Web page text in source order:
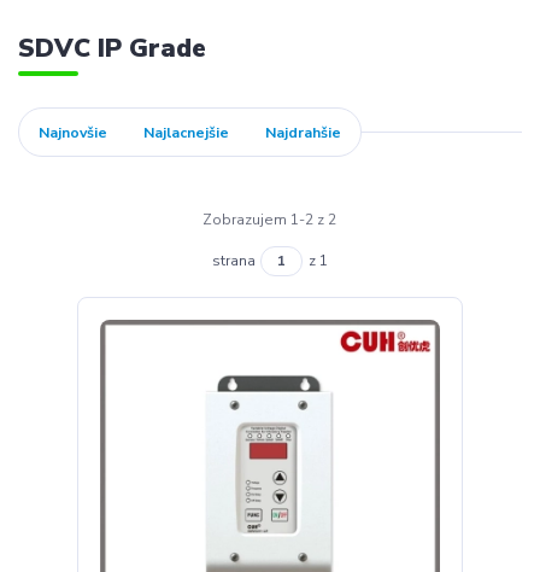
SDVC IP Grade
Najnovšie Najlacnejšie Najdrahšie
Zobrazujem 1-2 z 2
strana z 1